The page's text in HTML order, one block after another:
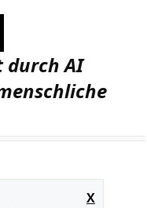
durch AI
X